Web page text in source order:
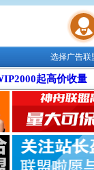
联盟学院
选择广告
起高价收量